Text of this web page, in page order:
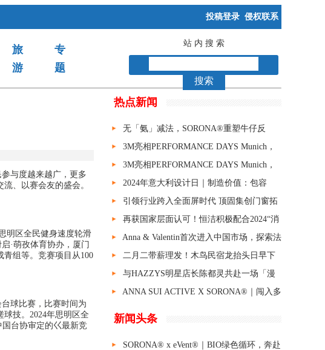
投稿登录 侵权联系
旅
游
专
题
站 内 搜 索
搜索
与度越来越广，更多
、以赛会友的盛会。
明区全民健身速度轮滑
·萌孜体育协办，厦门
青组等。竞赛项目从 100
球比赛，比赛时间为
技。 2024年思明区全
台协审定的巜最新竞
热点新闻
无「氨」减法，SORONA®重塑牛仔反
叛“芯”时代
3M亮相PERFORMANCE DAYS Munich，
推动全球功能性时尚可持续的多维探索与全面
升级
3M亮相PERFORMANCE DAYS Munich，
推动全球功能性时尚可持续的多维探索与全面
升级
2024年意大利设计日｜制造价值：包容
性、创新、可持续性
引领行业跨入全面屏时代 顶固集创门窗拓
朴（TOP）系列重磅问世
再获国家层面认可！恒洁积极配合2024“消
费促进年”重点消费促进活动
Anna & Valentin首次进入中国市场，探索法
式浪漫与幽默
二月二带薪理发！木鸟民宿龙抬头日早下
班两小时；网友：这是啥天使公司？
与HAZZYS明星店长陈都灵共赴一场「漫
读瓯遇」
ANNA SUI ACTIVE X SORONA®｜闯入多
新闻头条
SORONA® x eVent®｜BIO绿色循环，奔赴